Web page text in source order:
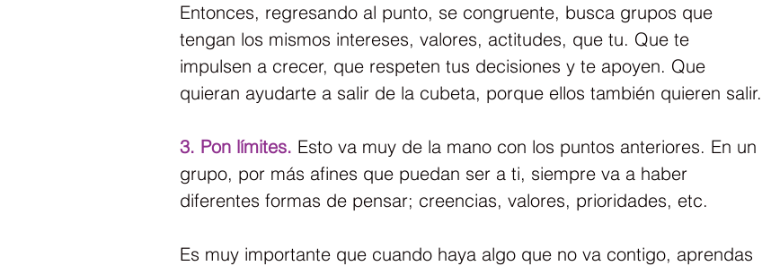
Entonces, regresando al punto, se congruente, busca grupos que
tengan los mismos intereses, valores, actitudes, que tu. Que te
impulsen a crecer, que respeten tus decisiones y te apoyen. Que
quieran ayudarte a salir de la cubeta, porque ellos también quieren salir.
3. Pon límites. Esto va muy de la mano con los puntos anteriores. En un
grupo, por más afines que puedan ser a ti, siempre va a haber
diferentes formas de pensar; creencias, valores, prioridades, etc.
Es muy importante que cuando haya algo que no va contigo, aprendas